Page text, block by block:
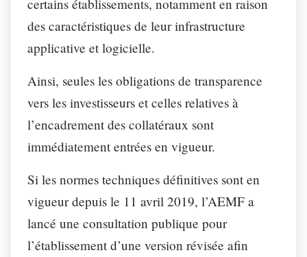
certains établissements, notamment en raison
des caractéristiques de leur infrastructure
applicative et logicielle.
Ainsi, seules les obligations de transparence
vers les investisseurs et celles relatives à
l’encadrement des collatéraux sont
immédiatement entrées en vigueur.
Si les normes techniques définitives sont en
vigueur depuis le 11 avril 2019, l’AEMF a
lancé une consultation publique pour
l’établissement d’une version révisée afin